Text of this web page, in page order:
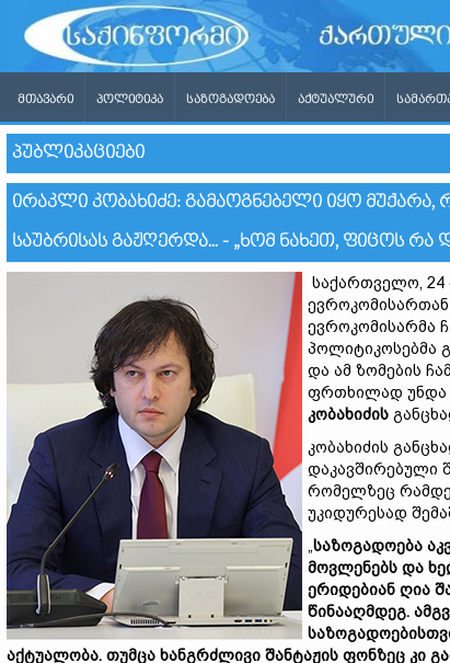
ᲛᲗᲐᲕᲐᲠᲘ ᲞᲝᲚᲘᲢᲘᲙᲐ ᲡᲐᲖᲝᲒᲐᲓᲝᲔᲑᲐ ᲐᲥᲢᲣᲐᲚᲣᲠᲘ
ᲞᲣᲑᲚᲘᲙᲐᲪᲘᲔᲑᲘ
ᲘᲠᲐᲙᲚᲘ ᲙᲝᲑᲐᲮᲘᲫᲔ: ᲒᲐᲛᲐᲝᲒᲜᲔᲑᲔᲚᲘ ᲘᲧᲝ
ᲡᲐᲣᲑᲠᲘᲡᲐᲡ ᲒᲐᲟᲦᲔᲠᲓᲐ... - „ᲮᲝᲛ ᲜᲐᲮᲔᲗ, ᲤᲘᲪᲝᲡ
საქართველო, 24
ევროკომისარმა
პოლიტიკოსებმა
და ამ ზომების
ფრთხილად უნდა
კობახიძის
კობახიძის
დაკავშირებული
რომელზეც
უკიდურესად
„საზოგადოება
მოვლენებს და
ერიდებიან ღია
წინააღმდეგ.
აქტუალობა. თუმცა ხანგრძლივი შანტაჟის ფონზეც კი